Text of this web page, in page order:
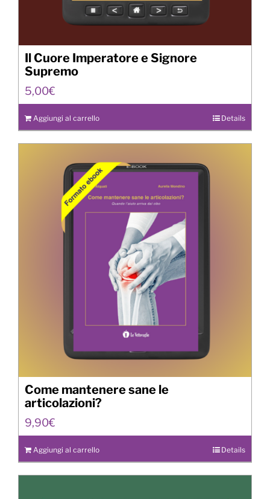
Il Cuore Imperatore e Signore
Supremo
5,00€
Aggiungi al carrello Details
Come mantenere sane le
articolazioni?
9,90€
Aggiungi al carrello Details